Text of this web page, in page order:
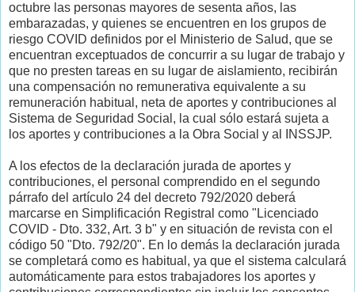
octubre las personas mayores de sesenta años, las
embarazadas, y quienes se encuentren en los grupos de
riesgo COVID definidos por el Ministerio de Salud, que se
encuentran exceptuados de concurrir a su lugar de trabajo y
que no presten tareas en su lugar de aislamiento, recibirán
una compensación no remunerativa equivalente a su
remuneración habitual, neta de aportes y contribuciones al
Sistema de Seguridad Social, la cual sólo estará sujeta a
los aportes y contribuciones a la Obra Social y al INSSJP.
A los efectos de la declaración jurada de aportes y
contribuciones, el personal comprendido en el segundo
párrafo del artículo 24 del decreto 792/2020 deberá
marcarse en Simplificación Registral como "Licenciado
COVID - Dto. 332, Art. 3 b" y en situación de revista con el
código 50 "Dto. 792/20". En lo demás la declaración jurada
se completará como es habitual, ya que el sistema calculará
automáticamente para estos trabajadores los aportes y